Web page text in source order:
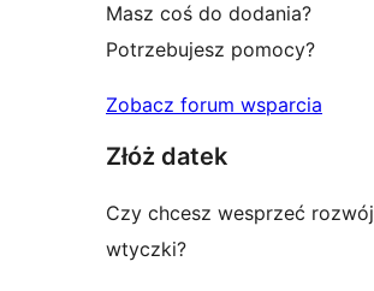
Masz coś do dodania?
Potrzebujesz pomocy?
Zobacz forum wsparcia
Złóż datek
Czy chcesz wesprzeć rozwój
wtyczki?